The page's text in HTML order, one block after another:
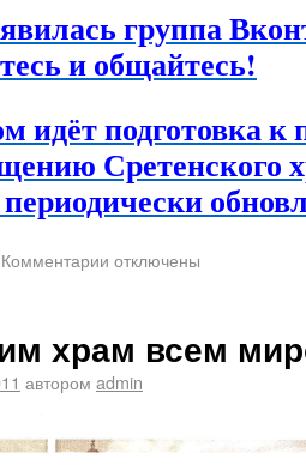
группа
и общайтесь!
идёт подготовка к
Сретенского
Комментарии отключены
храм всем
автором admin